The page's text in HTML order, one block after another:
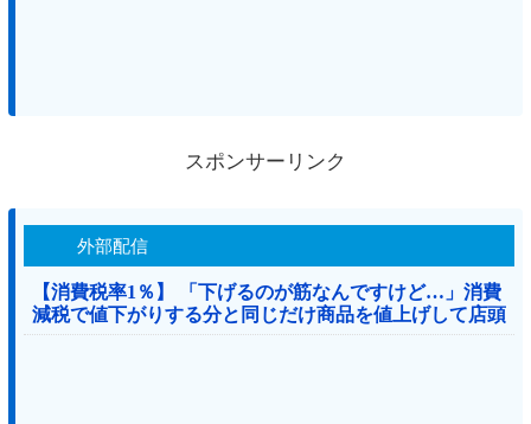
スポンサーリンク
外部配信
【消費税率1％】 「下げるのが筋なんですけど…」消費
減税で値下がりする分と同じだけ商品を値上げして店頭
価格を変えない店も